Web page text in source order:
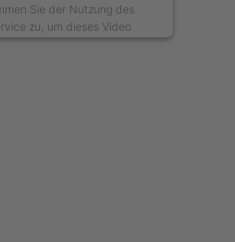
Sie der Nutzung des
zu, um dieses Video
anzusehen.